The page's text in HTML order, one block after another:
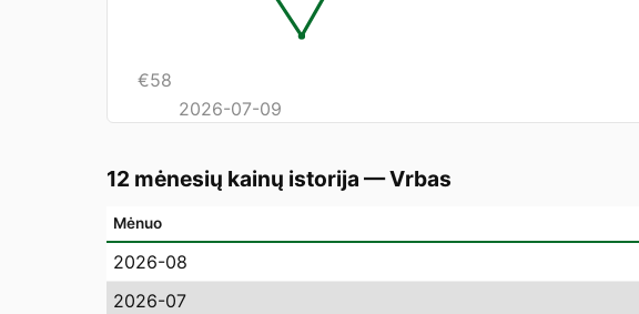
€58
2026-07-09
12 mėnesių kainų istorija —Vrbas
Mėnuo
2026-08
2026-07